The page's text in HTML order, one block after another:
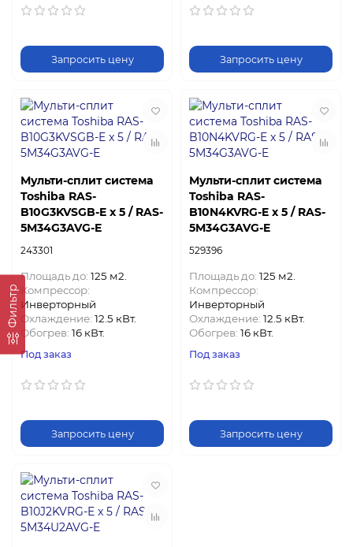
Фильтр
Запросить цену Запросить цену
Мульти-сплит система
Toshiba RAS-
B10G3KVSGB-E x 5 / RAS-
5M34G3AVG-E
243301
Площадь до: 125 м2.
Компрессор:
Инверторный
Охлаждение: 12.5 кВт.
Обогрев: 16 кВт.
Под заказ
Запросить цену
Мульти-сплит система
Toshiba RAS-
B10N4KVRG-E x 5 / RAS-
5M34G3AVG-E
529396
Площадь до: 125 м2.
Компрессор:
Инверторный
Охлаждение: 12.5 кВт.
Обогрев: 16 кВт.
Под заказ
Запросить цену